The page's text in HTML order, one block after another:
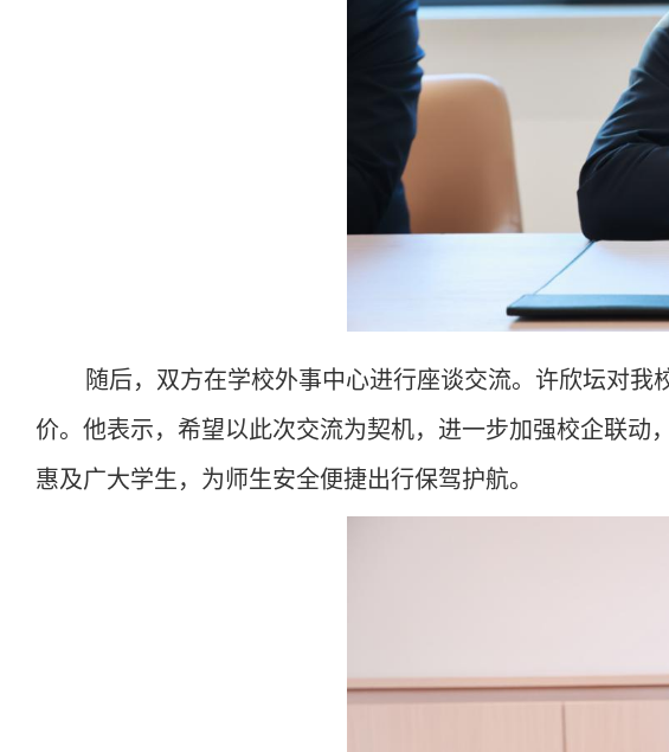
随后，双方在学校外事中心进行座谈交流。许欣坛对
价。他表示，希望以此次交流为契机，进一步加强校企联动
惠及广大学生，为师生安全便捷出行保驾护航。